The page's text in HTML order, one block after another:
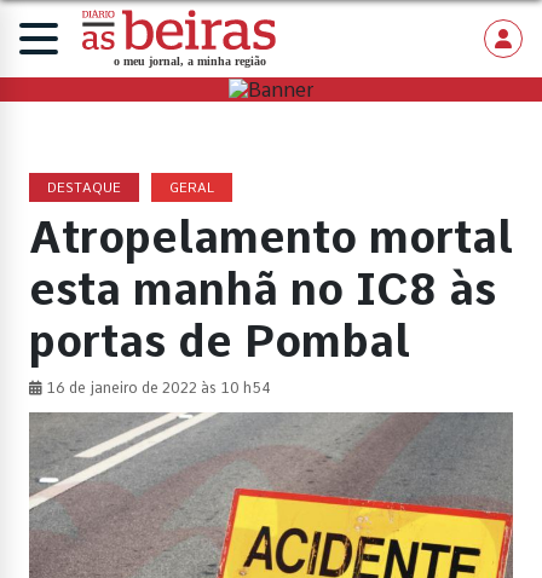
DESTAQUE GERAL
Atropelamento mortal
esta manhã no IC8 às
portas de Pombal
16 de janeiro de 2022 às 10 h54